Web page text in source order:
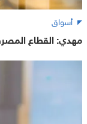
أسواق
مهدي: القطاع